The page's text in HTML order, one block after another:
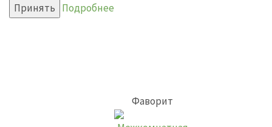
Фаворит
Принять Подробнее